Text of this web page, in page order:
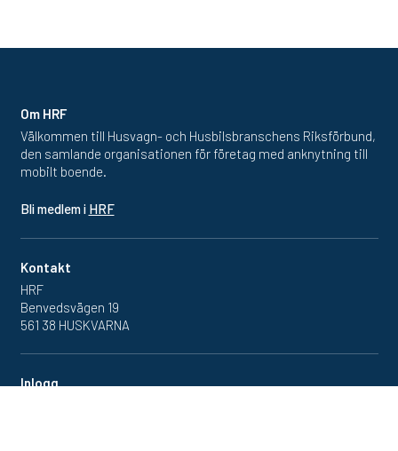
Om HRF
Välkommen till Husvagn- och Husbilsbranschens Riksförbund,
den samlande organisationen för företag med anknytning till
mobilt boende.
Bli medlem i HRF
Kontakt
HRF
Benvedsvägen 19
561 38 HUSKVARNA
Inlogg